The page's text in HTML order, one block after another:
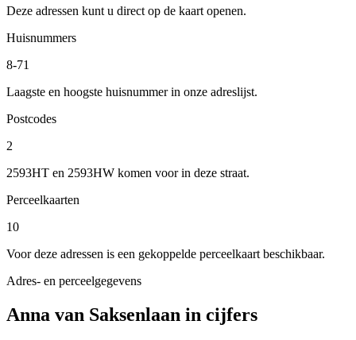
Deze adressen kunt u direct op de kaart openen.
Huisnummers
8-71
Laagste en hoogste huisnummer in onze adreslijst.
Postcodes
2
2593HT en 2593HW komen voor in deze straat.
Perceelkaarten
10
Voor deze adressen is een gekoppelde perceelkaart beschikbaar.
Adres- en perceelgegevens
Anna van Saksenlaan in cijfers